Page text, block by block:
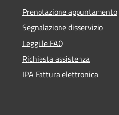
Prenotazione appuntamento
Segnalazione disservizio
Leggi le FAQ
Richiesta assistenza
IPA Fattura elettronica